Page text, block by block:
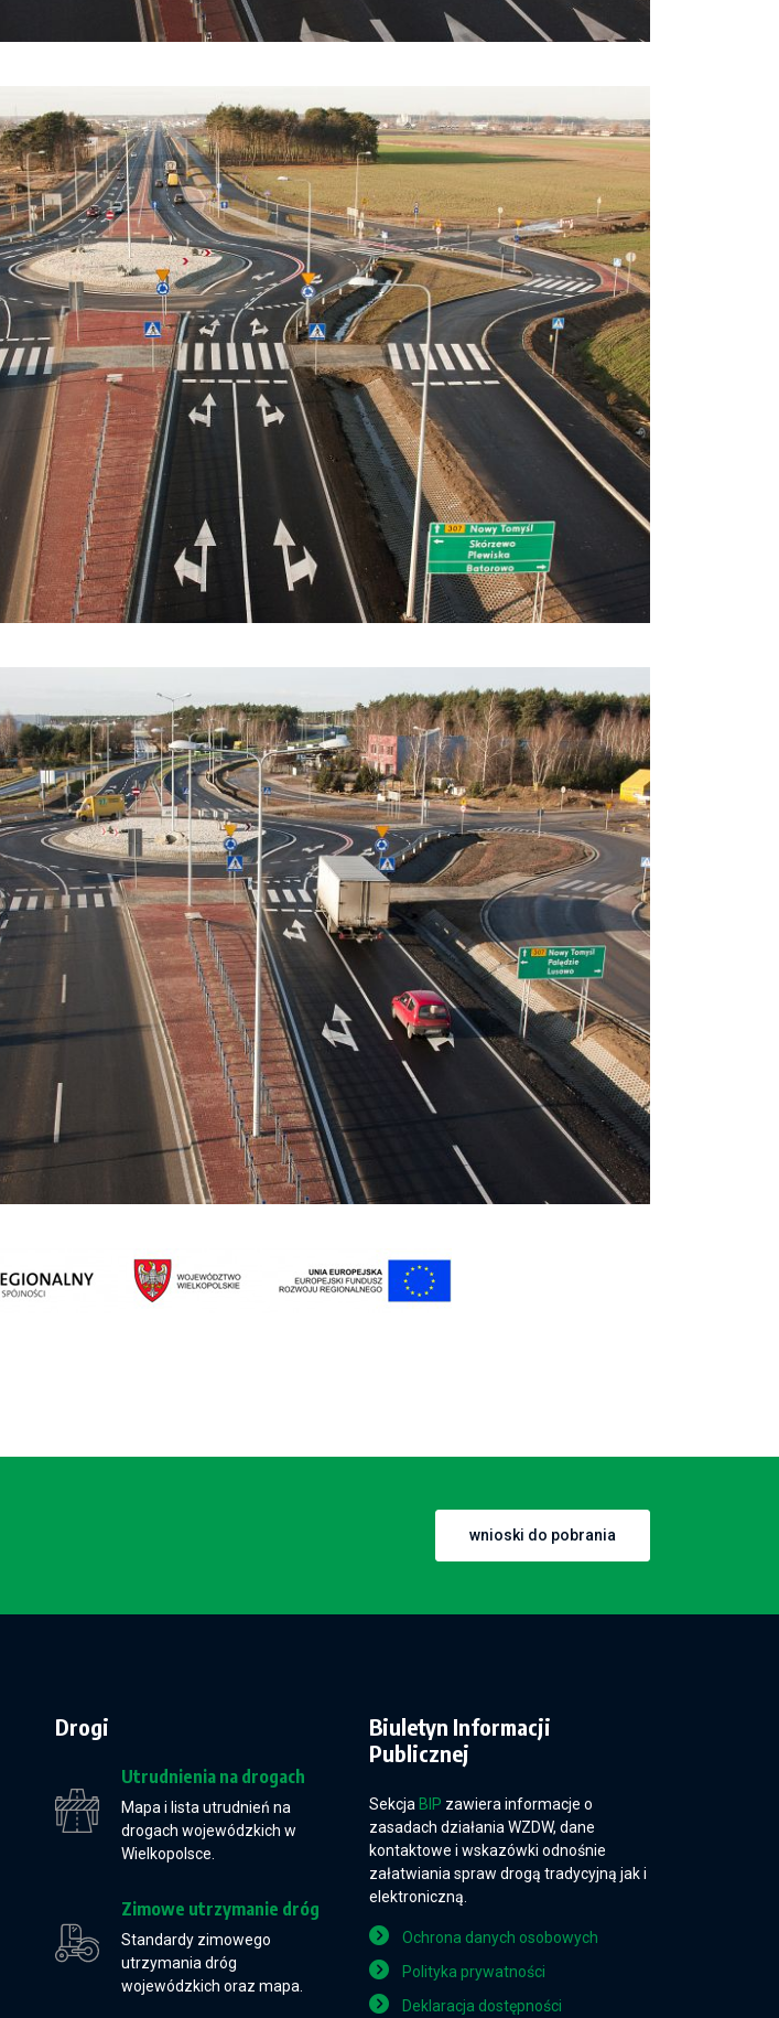
wnioski do pobrania
Drogi
Utrudnienia na drogach
Mapa i lista utrudnień na
drogach wojewódzkich w
Wielkopolsce.
Zimowe utrzymanie dróg
Standardy zimowego
utrzymania dróg
wojewódzkich oraz mapa.
Biuletyn Informacji
Publicznej
Sekcja BIP zawiera informacje o
zasadach działania WZDW, dane
kontaktowe i wskazówki odnośnie
załatwiania spraw drogą tradycyjną jak i
elektroniczną.
Ochrona danych osobowych
Polityka prywatności
Deklaracja dostępności